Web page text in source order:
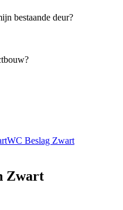
bestaande deur?
WC Beslag Zwart
Zwart